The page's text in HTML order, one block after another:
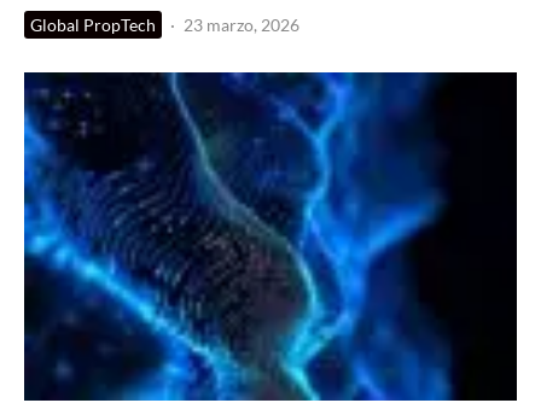
Global PropTech · 23 marzo, 2026